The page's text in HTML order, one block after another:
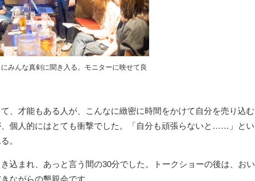
みんな真剣に聞き入る。モニターに映せて良
、才能もある人が、こんなに緻密に時間をかけて自分を売り込む
個人的にはとても衝撃でした。「自分も頑張らないと……」とい
。
込まれ、あっと言う間の30分でした。トークショーの後は、おい
ながらの懇親会です。